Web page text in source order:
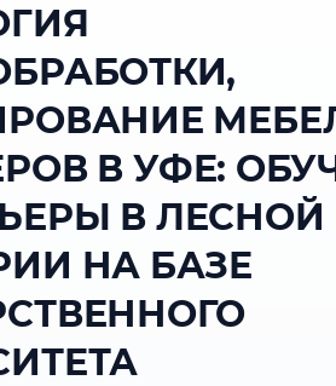
В УФЕ:
В ЛЕСНОЙ
НА БАЗЕ